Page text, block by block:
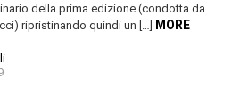
della prima edizione (condotta da
ripristinando quindi un […] MORE